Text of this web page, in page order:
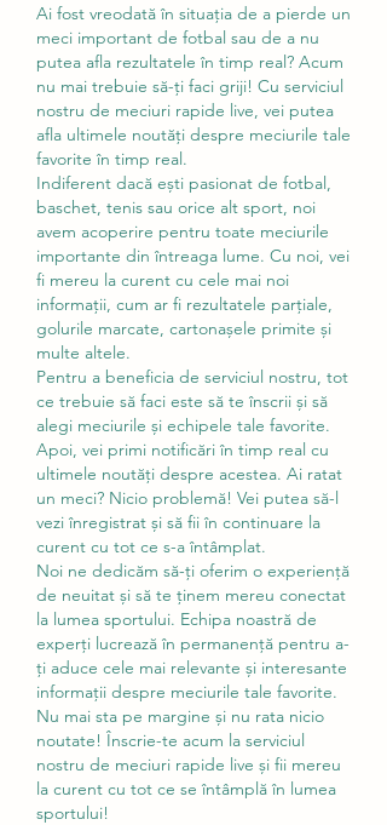
Ai fost vreodată în situația de a pierde un
meci important de fotbal sau de a nu
putea afla rezultatele în timp real? Acum
nu mai trebuie să-ți faci griji! Cu serviciul
nostru de meciuri rapide live, vei putea
afla ultimele noutăți despre meciurile tale
favorite în timp real.
Indiferent dacă ești pasionat de fotbal,
baschet, tenis sau orice alt sport, noi
avem acoperire pentru toate meciurile
importante din întreaga lume. Cu noi, vei
fi mereu la curent cu cele mai noi
informații, cum ar fi rezultatele parțiale,
golurile marcate, cartonașele primite și
multe altele.
Pentru a beneficia de serviciul nostru, tot
ce trebuie să faci este să te înscrii și să
alegi meciurile și echipele tale favorite.
Apoi, vei primi notificări în timp real cu
ultimele noutăți despre acestea. Ai ratat
un meci? Nicio problemă! Vei putea să-l
vezi înregistrat și să fii în continuare la
curent cu tot ce s-a întâmplat.
Noi ne dedicăm să-ți oferim o experiență
de neuitat și să te ținem mereu conectat
la lumea sportului. Echipa noastră de
experți lucrează în permanență pentru a-
ți aduce cele mai relevante și interesante
informații despre meciurile tale favorite.
Nu mai sta pe margine și nu rata nicio
noutate! Înscrie-te acum la serviciul
nostru de meciuri rapide live și fii mereu
la curent cu tot ce se întâmplă în lumea
sportului!